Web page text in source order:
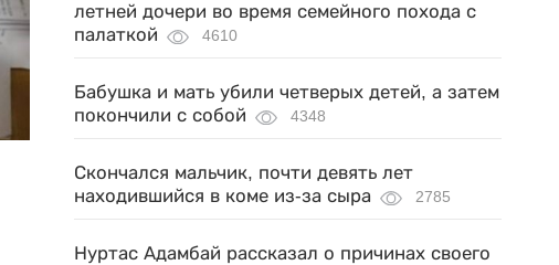
летней дочери во время семейного похода с
палаткой
4610
Бабушка и мать убили четверых детей, а затем
покончили с собой
4348
Скончался мальчик, почти девять лет
находившийся в коме из-за сыра
2785
Нуртас Адамбай рассказал о причинах своего